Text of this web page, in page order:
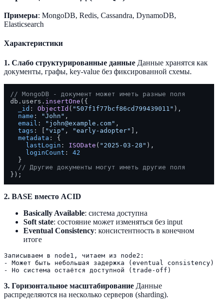
Примеры: MongoDB, Redis, Cassandra, DynamoDB,
Elasticsearch
Характеристики
1. Слабо структурированные данные Данные хранятся как
документы, графы, key-value без фиксированной схемы.
// MongoDB - документ может иметь разные поля
db. users . insertOne ({
_id : ObjectId ( "507f1f77bcf86cd799439011" ),
name : "John" ,
email : "john@example.com" ,
tags : [ "vip" , "early-adopter" ],
metadata : {
lastLogin : ISODate ( "2025-03-28" ),
loginCount : 42
  }
// Другие документы могут иметь другие поля
2. BASE вместо ACID
Basically Available: система доступна
Soft state: состояние может изменяться без input
Eventual Consistency: консистентность в конечном
итоге
Записываем в node1, читаем из node2:
- Может быть небольшая задержка (eventual consistency)
3. Горизонтальное масштабирование Данные
распределяются на несколько серверов (sharding).